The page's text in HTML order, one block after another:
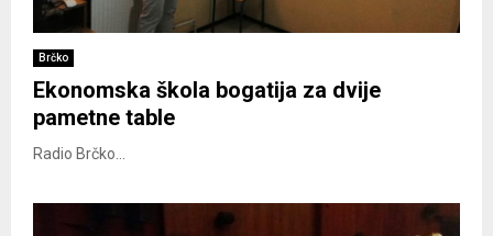
Brčko
Ekonomska škola bogatija za dvije
pametne table
Radio Brčko...